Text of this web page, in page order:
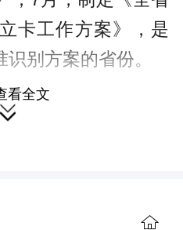
卡工作方案》，是
别方案的省份。
委、省政府召开全省
看全文
